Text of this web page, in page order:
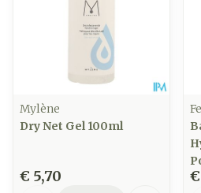
Mylène
Dry Net Gel 100ml
€ 5,70